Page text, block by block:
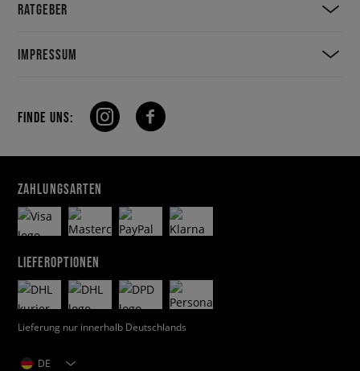
RATGEBER
IMPRESSUM
FINDE UNS:
ZAHLUNGSARTEN
LIEFEROPTIONEN
Lieferung nur innerhalb Deutschlands
DE